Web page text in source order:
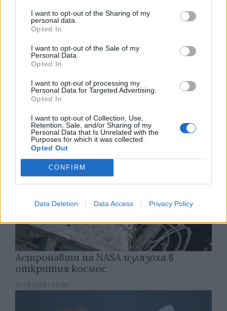
I want to opt-out of the Sharing of my
personal data.
Opted In
I want to opt-out of the Sale of my
Personal Data.
Opted In
I want to opt-out of processing my
Personal Data for Targeted Advertising.
Opted In
I want to opt-out of Collection, Use,
Retention, Sale, and/or Sharing of my
Personal Data that Is Unrelated with the
Purposes for which it was collected.
Opted Out
CONFIRM
Data Deletion Data Access Privacy Policy
Изкуствен интелект за първи път
създаде нови жизнеспособни вируси
07.08.2026 / 15:30
Астронавти на NASA излязоха в
открития космос
07.08.2026 / 15:00